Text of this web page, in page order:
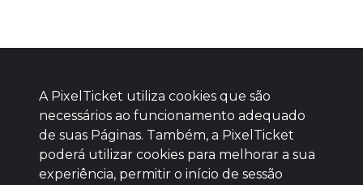
Baixe agora nosso app
A PixelTicket utiliza cookies que são
necessários ao funcionamento adequado
de suas Páginas. Também, a PixelTicket
poderá utilizar cookies para melhorar a sua
experiência, permitir o início de sessão